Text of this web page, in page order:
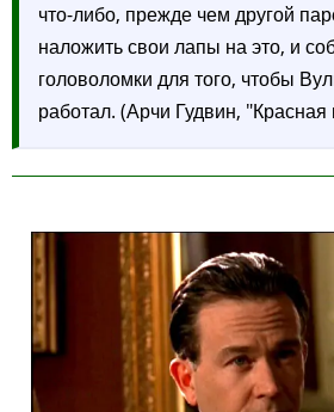
что-либо, прежде чем другой
наложить свои лапы на это, и
головоломки для того, чтобы
работал. (Арчи Гудвин, "Красная